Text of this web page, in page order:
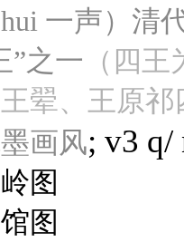
一声） 清
”之一 （四
翚、王原祁
画风; v3
图
图